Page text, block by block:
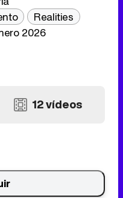
Realities
2026
12 vídeos